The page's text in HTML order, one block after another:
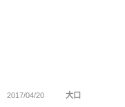
2017/04/20 大口